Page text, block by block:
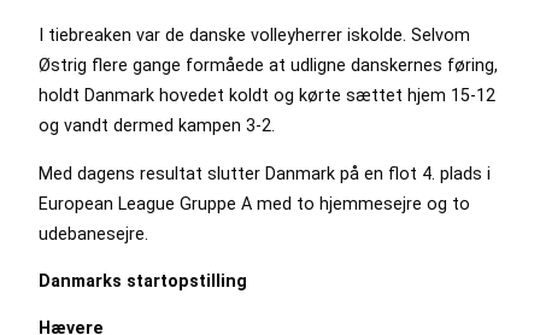
I tiebreaken var de danske volleyherrer iskolde. Selvom
Østrig flere gange formåede at udligne danskernes føring,
holdt Danmark hovedet koldt og kørte sættet hjem 15-12
og vandt dermed kampen 3-2.
Med dagens resultat slutter Danmark på en flot 4. plads i
European League Gruppe A med to hjemmesejre og to
udebanesejre.
Danmarks startopstilling
Hævere